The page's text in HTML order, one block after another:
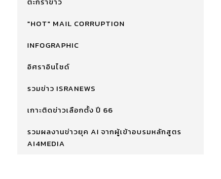
"HOT" MAIL CORRUPTION
INFOGRAPHIC
อิศราอินไซด์
รวมข่าว ISRANEWS
เกาะติดข่าวเลือกตั้ง ปี 66
รวมผลงานข่าวยุค AI จากผู้เข้าอบรมหลักสูตร
AI4MEDIA